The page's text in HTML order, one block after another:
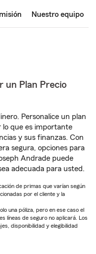
Nuestro equipo
un Plan Precio
Personalice un plan
lo que es importante
y sus finanzas. Con
segura, opciones para
Andrade puede
adecuada para usted.
de primas que varían según
por el cliente y la
una póliza, pero en ese caso el
líneas de seguro no aplicará. Los
disponibilidad y elegibilidad